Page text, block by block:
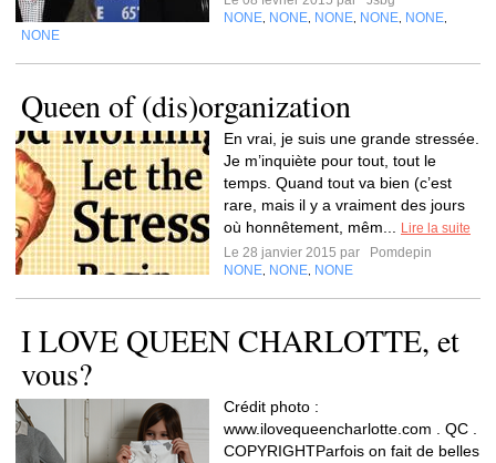
NONE NONE NONE NONE NONE
NONE
Queen of (dis)organization
En vrai, je suis une grande stressée.
Je m’inquiète pour tout, tout le
temps. Quand tout va bien (c’est
rare, mais il y a vraiment des jours
où honnêtement, mêm...
Lire la suite
Le 28 janvier 2015 par
Pomdepin
NONE NONE NONE
I LOVE QUEEN CHARLOTTE, et
vous?
Crédit photo :
www.ilovequeencharlotte.com . QC .
COPYRIGHTParfois on fait de belles